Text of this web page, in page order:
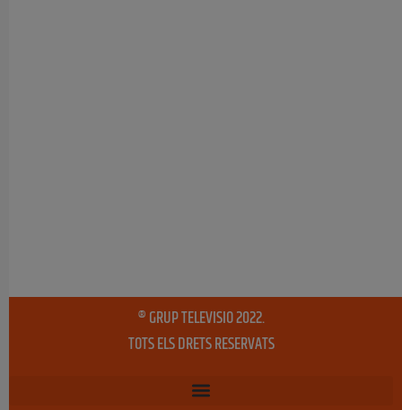
® GRUP TELEVISIO 2022.
TOTS ELS DRETS RESERVATS